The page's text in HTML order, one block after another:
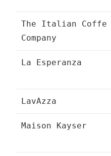
The Italian Coffe
Company
La Esperanza
LavAzza
Maison Kayser